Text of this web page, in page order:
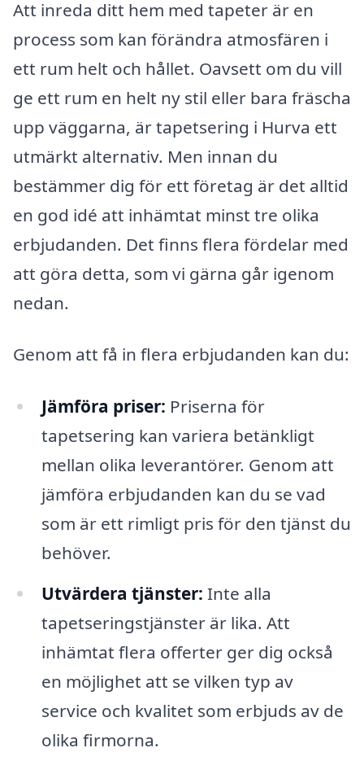
Att inreda ditt hem med tapeter är en
process som kan förändra atmosfären i
ett rum helt och hållet. Oavsett om du vill
ge ett rum en helt ny stil eller bara fräscha
upp väggarna, är tapetsering i Hurva ett
utmärkt alternativ. Men innan du
bestämmer dig för ett företag är det alltid
en god idé att inhämtat minst tre olika
erbjudanden. Det finns flera fördelar med
att göra detta, som vi gärna går igenom
nedan.
Genom att få in flera erbjudanden kan du:
Jämföra priser: Priserna för
tapetsering kan variera betänkligt
mellan olika leverantörer. Genom att
jämföra erbjudanden kan du se vad
som är ett rimligt pris för den tjänst du
behöver.
Utvärdera tjänster: Inte alla
tapetseringstjänster är lika. Att
inhämtat flera offerter ger dig också
en möjlighet att se vilken typ av
service och kvalitet som erbjuds av de
olika firmorna.